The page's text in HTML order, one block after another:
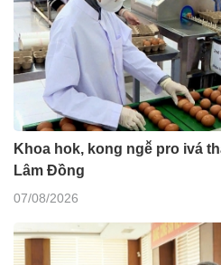
Khoa hok, kong ngê̆ pro ivá
Lâm Đồng
07/08/2026